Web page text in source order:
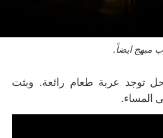
مبهج ايضاً.
توجد عربة طعام رائعة. وبثت
المساء.